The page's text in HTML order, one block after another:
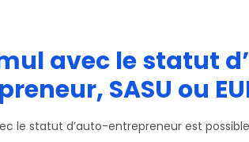
avec le statut
SASU ou
le statut d’auto-entrepreneur est